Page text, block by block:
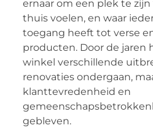
ernaar om een plek te
thuis voelen, en waar
toegang heeft tot verse
producten. Door de jaren
winkel verschillende
renovaties ondergaan,
klanttevredenheid en
gebleven.